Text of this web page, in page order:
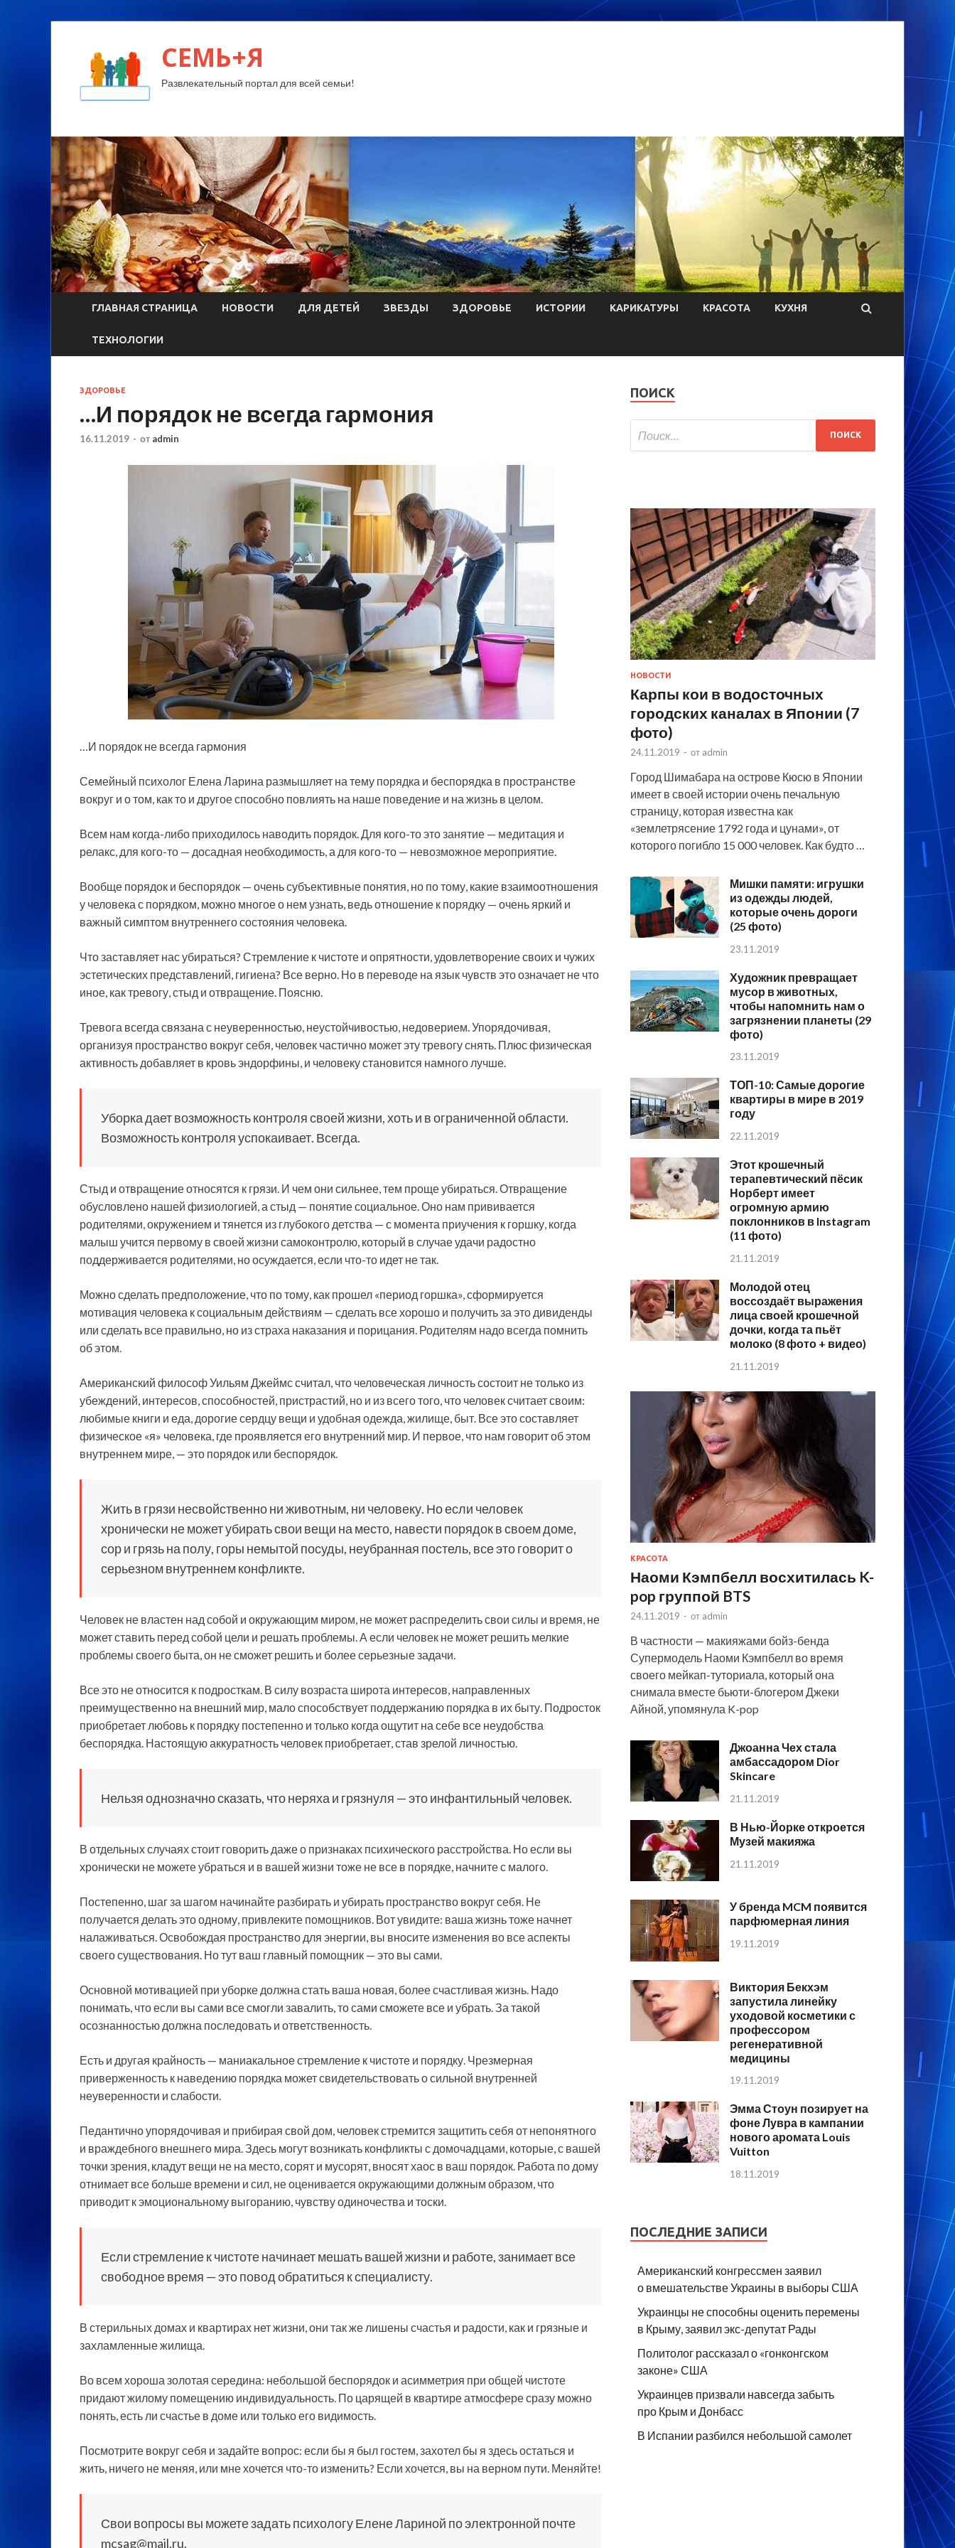
СЕМЬ+Я
Развлекательный портал для всей семьи!
ГЛАВНАЯ СТРАНИЦА НОВОСТИ ДЛЯ ДЕТЕЙ ЗВЕЗДЫ ЗДОРОВЬЕ ИСТОРИИ КАРИКАТУРЫ КРАСОТА КУХНЯ
ТЕХНОЛОГИИ
ЗДОРОВЬЕ
…И порядок не всегда гармония
16.11.2019 - от admin
…И порядок не всегда гармония
Семейный психолог Елена Ларина размышляет на тему порядка и беспорядка в пространстве
вокруг и о том, как то и другое способно повлиять на наше поведение и на жизнь в целом.
Всем нам когда-либо приходилось наводить порядок. Для кого-то этозанятие — медитация и
релакс, для кого-то — досадная необходимость, а для кого-то — невозможное мероприятие.
Вообще порядок и беспорядок — очень субъективные понятия, но по тому, какие взаимоотношения
у человека с порядком, можно многое о нем узнать, ведь отношение к порядку — очень яркий и
важный симптом внутреннего состояния человека.
Что заставляет нас убираться? Стремление к чистоте и опрятности, удовлетворение своих и чужих
эстетических представлений, гигиена? Все верно. Но в переводе на язык чувств это означает не что
иное, как тревогу, стыд и отвращение. Поясню.
Тревога всегда связана с неуверенностью, неустойчивостью, недоверием. Упорядочивая,
организуя пространство вокруг себя, человек частично может эту тревогу снять. Плюс физическая
активность добавляет в кровь эндорфины, и человеку становится намного лучше.
Уборка дает возможность контроля своей жизни, хоть и в ограниченной области.
Возможность контроля успокаивает. Всегда.
Стыд и отвращение относятся к грязи. И чем они сильнее, тем проще убираться. Отвращение
обусловлено нашей физиологией, а стыд — понятие социальное. Оно нам прививается
родителями, окружением и тянется из глубокого детства — с момента приучения к горшку, когда
малыш учится первому в своей жизни самоконтролю, который в случае удачи радостно
поддерживается родителями, но осуждается, если что-то идет не так.
Можно сделать предположение, что по тому, как прошел «период горшка», сформируется
мотивация человека к социальным действиям — сделать все хорошо и получить за это дивиденды
или сделать все правильно, но из страха наказания и порицания. Родителям надо всегда помнить
об этом.
Американский философ Уильям Джеймс считал, что человеческая личность состоит не только из
убеждений, интересов, способностей, пристрастий, но и из всего того, что человек считает своим:
любимые книги и еда, дорогие сердцу вещи и удобная одежда, жилище, быт. Все это составляет
физическое «я» человека, где проявляется его внутренний мир. И первое, что нам говорит об этом
внутреннем мире, — это порядок или беспорядок.
Жить в грязи несвойственно ни животным, ни человеку. Но если человек
хронически не может убирать свои вещи на место, навести порядок в своем доме,
сор и грязь на полу, горы немытой посуды, неубранная постель, все это говорит о
серьезном внутреннем конфликте.
Человек не властен над собой и окружающим миром, не может распределить свои силы и время, не
может ставить перед собой цели и решать проблемы. А если человек не может решить мелкие
проблемы своего быта, он не сможет решить и более серьезные задачи.
Все это не относится к подросткам. В силу возраста широта интересов, направленных
преимущественно на внешний мир, мало способствует поддержанию порядка в их быту. Подросток
приобретает любовь к порядку постепенно и только когда ощутит на себе все неудобства
беспорядка. Настоящую аккуратность человек приобретает, став зрелой личностью.
Нельзя однозначно сказать, что неряха и грязнуля — это инфантильный человек.
В отдельных случаях стоит говорить даже о признаках психического расстройства. Но если вы
хронически не можете убраться и в вашей жизни тоже не все в порядке, начните с малого.
Постепенно, шаг за шагом начинайте разбирать и убирать пространство вокруг себя. Не
получается делать это одному, привлеките помощников. Вот увидите: ваша жизнь тоже начнет
налаживаться. Освобождая пространство для энергии, вы вносите изменения во все аспекты
своего существования. Но тут ваш главный помощник — это вы сами.
Основной мотивацией при уборке должна стать ваша новая, более счастливая жизнь. Надо
понимать, что если вы сами все смогли завалить, то сами сможете все и убрать. За такой
осознанностью должна последовать и ответственность.
Есть и другая крайность — маниакальное стремление к чистоте и порядку. Чрезмерная
приверженность к наведению порядка может свидетельствовать о сильной внутренней
неуверенности и слабости.
Педантично упорядочивая и прибирая свой дом, человек стремится защитить себя от непонятного
и враждебного внешнего мира. Здесь могут возникать конфликты с домочадцами, которые, с вашей
точки зрения, кладут вещи не на место, сорят и мусорят, вносят хаос в ваш порядок. Работа по дому
отнимает все больше времени и сил, не оценивается окружающими должным образом, что
приводит к эмоциональному выгоранию, чувству одиночества и тоски.
Если стремление к чистоте начинает мешать вашей жизни и работе, занимает все
свободное время — это повод обратиться к специалисту.
В стерильных домах и квартирах нет жизни, они так же лишены счастья и радости, как и грязные и
захламленные жилища.
Во всем хороша золотая середина: небольшой беспорядок и асимметрия при общей чистоте
придают жилому помещению индивидуальность. По царящей в квартире атмосфере сразу можно
понять, есть ли счастье в доме или только его видимость.
Посмотрите вокруг себя и задайте вопрос: если бы я был гостем, захотел бы я здесь остаться и
жить, ничего не меняя, или мне хочется что-то изменить? Если хочется, вы на верном пути. Меняйте!
Свои вопросы вы можете задать психологу Елене Лариной по электронной почте
mcsag@mail.ru.
ПОИСК
НОВОСТИ
Карпы кои в водосточных
городских каналах в Японии (7
фото)
24.11.2019 - от admin
Город Шимабара на острове Кюсю в Японии
имеет в своей истории очень печальную
страницу, которая известна как
«землетрясение 1792 года и цунами», от
которого погибло 15 000 человек. Как будто …
Мишки памяти: игрушки
из одежды людей,
которые очень дороги
(25 фото)
23.11.2019
Художник превращает
мусор в животных,
чтобы напомнить нам о
загрязнении планеты (29
фото)
23.11.2019
ТОП-10: Самые дорогие
квартиры в мире в 2019
году
22.11.2019
Этот крошечный
терапевтический пёсик
Норберт имеет
огромную армию
поклонников в Instagram
(11 фото)
21.11.2019
Молодой отец
воссоздаёт выражения
лица своей крошечной
дочки, когда та пьёт
молоко (8 фото + видео)
21.11.2019
КРАСОТА
Наоми Кэмпбелл восхитилась K-
pop группой BTS
24.11.2019 - от admin
В частности — макияжами бойз-бенда
Супермодель Наоми Кэмпбелл во время
своего мейкап-туториала, который она
снимала вместе бьюти-блогером Джеки
Айной, упомянула K-pop
Джоанна Чех стала
амбассадором Dior
Skincare
21.11.2019
В Нью-Йорке откроется
Музей макияжа
21.11.2019
У бренда MCM появится
парфюмерная линия
19.11.2019
Виктория Бекхэм
запустила линейку
уходовой косметики с
профессором
регенеративной
медицины
19.11.2019
Эмма Стоун позирует на
фоне Лувра в кампании
нового аромата Louis
Vuitton
18.11.2019
ПОСЛЕДНИЕ ЗАПИСИ
Американский конгрессмен заявил
о вмешательстве Украины в выборы США
Украинцы не способны оценить перемены
в Крыму, заявил экс-депутат Рады
Политолог рассказал о «гонконгском
законе» США
Украинцев призвали навсегда забыть
про Крым и Донбасс
В Испании разбился небольшой самолет